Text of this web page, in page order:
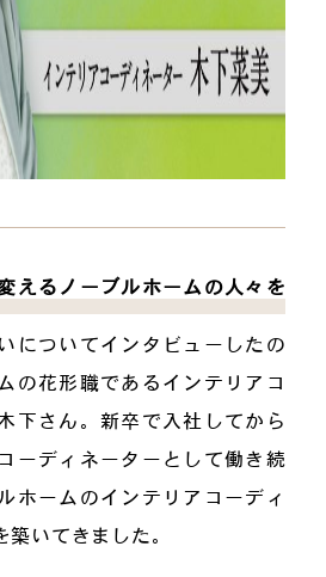
えるノーブルホームの人々を
についてインタビューしたの
の花形職であるインテリアコ
下さん。新卒で入社してから
ーディネーターとして働き続
ホームのインテリアコーディ
いてきました。